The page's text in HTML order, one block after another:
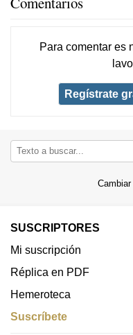
Para comentar es
Regístrate
SUSCRIPTORES
Mi suscripción
Réplica en PDF
Hemeroteca
Suscríbete